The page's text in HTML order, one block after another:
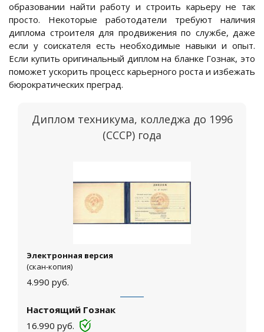
образовании найти работу и строить карьеру не так
просто. Некоторые работодатели требуют наличия
диплома строителя для продвижения по службе, даже
если у соискателя есть необходимые навыки и опыт.
Если купить оригинальный диплом на бланке Гознак, это
поможет ускорить процесс карьерного роста и избежать
бюрократических преград.
Диплом техникума, колледжа до 1996
(СССР) года
Электронная версия
(скан-копия)
4.990 руб.
Настоящий Гознак
16.990 руб.